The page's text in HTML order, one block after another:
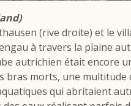
(rive droite) et le
à travers la plaine
autrichien était encore
bras morts, une multitude
qui abritaient